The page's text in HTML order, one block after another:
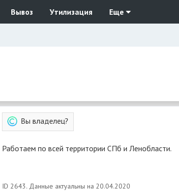
Вывоз Утилизация Еще
Вы владелец?
Работаем по всей территории СПб и Ленобласти.
ID 2643. Данные актуальны на 20.04.2020